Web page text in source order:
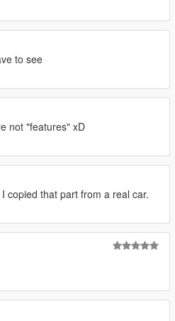
to see
not "features" xD
copied that part from a real car.